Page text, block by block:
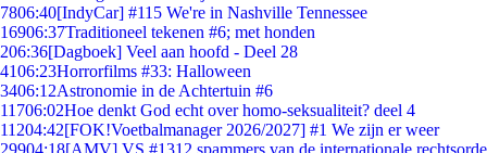
7806:40[IndyCar] #115 We're in Nashville Tennessee
16906:37Traditioneel tekenen #6; met honden
206:36[Dagboek] Veel aan hoofd - Deel 28
4106:23Horrorfilms #33: Halloween
3406:12Astronomie in de Achtertuin #6
11706:02Hoe denkt God echt over homo-seksualiteit? deel 4
11204:42[FOK!Voetbalmanager 2026/2027] #1 We zijn er weer
29904:18[AMV] VS #1312 spammers van de internationale rechtsorde